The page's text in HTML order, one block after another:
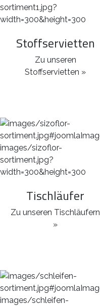
Stoffservietten
Zu unseren
Stoffservietten »
Tischläufer
Zu unseren Tischläufern
»